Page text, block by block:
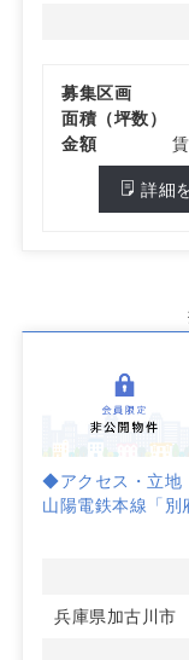
環境を目指せま
募集区画
面積（坪数）
金額
詳細
◆アクセス・立地
山陽電鉄本線「別
一色アドレス。
◆計画物件ならで
地上1階の計画区
兵庫県加古川市